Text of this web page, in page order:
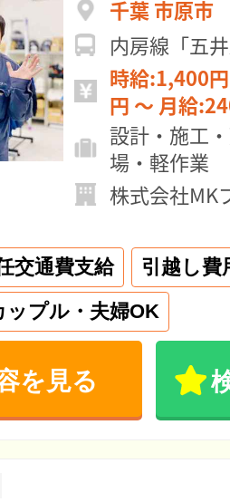
千葉 市原市
内房線「五
時給:1,400円 ～ 日給
円 ～ 月
設計・施工
場・軽作業
株式会社MK
交通費支給
引越し費
ップル・夫婦OK
を見る